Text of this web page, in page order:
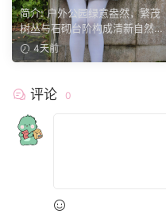
序】公园翠色环绕，粉白装
束，动静间尽显少女娇柔风
姿。
简介: 户外公园绿意盎然，繁茂
树丛与石砌台阶构成清新自然环
境。兔兔身着白调小香...
4天前
评论 0